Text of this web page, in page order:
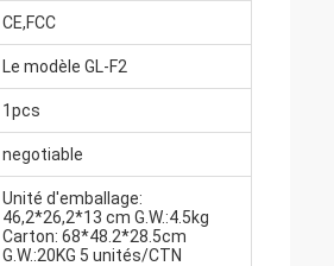
CE,FCC
Le modèle GL-F2
1pcs
negotiable
Unité d'emballage:
46,2*26,2*13 cm G.W.:4.5kg
Carton: 68*48.2*28.5cm
G.W.:20KG 5 unités/CTN